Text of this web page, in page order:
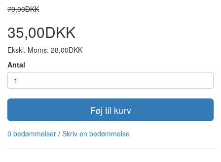
79,00DKK
35,00DKK
Ekskl. Moms: 28,00DKK
Antal
Føj til kurv
0 bedømmelser / Skriv en bedømmelse